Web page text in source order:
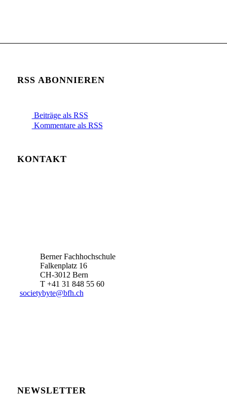
RSS ABONNIEREN
Beiträge als RSS
Kommentare als RSS
KONTAKT
Berner Fachhochschule
Falkenplatz 16
CH-3012 Bern
T +41 31 848 55 60
societybyte@bfh.ch
NEWSLETTER